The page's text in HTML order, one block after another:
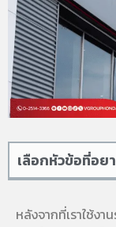
เลือกหัวข้อที่อย
หลังจากที่เราใช้ง